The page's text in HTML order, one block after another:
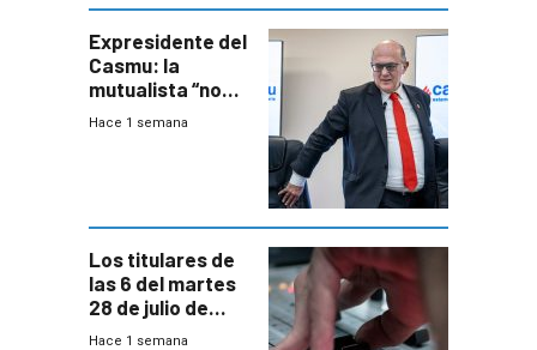
seguridad
Expresidente del
Casmu: la
mutualista “no
está para pagar”
Hace 1 semana
Los titulares de
las 6 del martes
28 de julio de
2026
Hace 1 semana